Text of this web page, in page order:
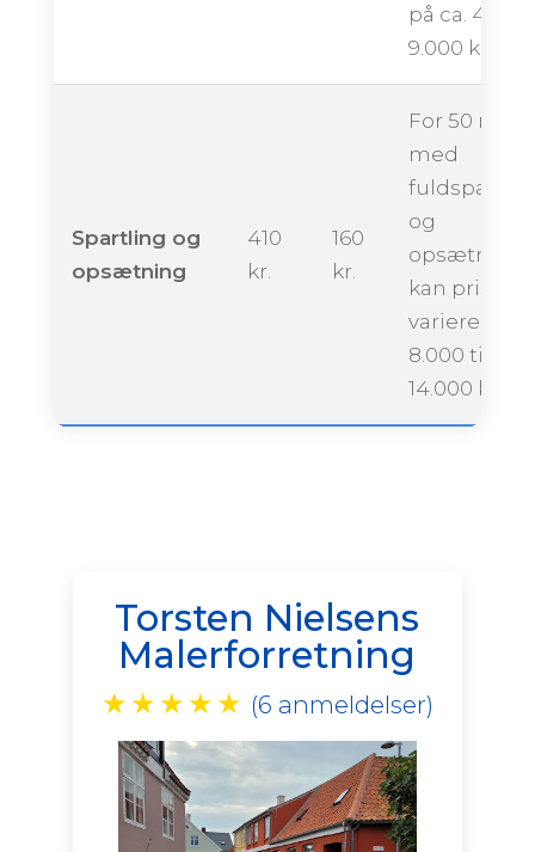
på ca. 4.500
9.000
Spartling og
opsætning
410
kr.
160
kr.
For 50 m²
med
og
opsætning
kan prisen
variere fra
8.000 til
14.000
Torsten Nielsens
Malerforretning
★ ★ ★ ★ ★ (6 anmeldelser)